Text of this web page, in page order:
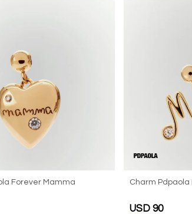
Forever Mamma Charm Pdpaola
USD 90